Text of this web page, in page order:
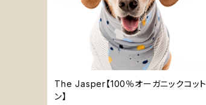
The Jasper【100％オーガニックコット
ン】